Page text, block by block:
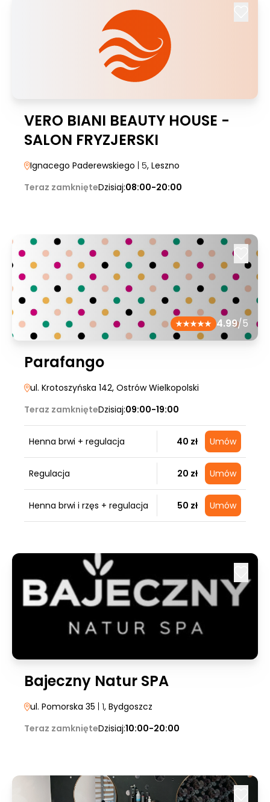
VERO BIANI BEAUTY HOUSE -
SALON FRYZJERSKI
Ignacego Paderewskiego | 5, Leszno
Teraz zamknięteDzisiaj:08:00-20:00
4.99/5
Parafango
ul. Krotoszyńska 142, Ostrów Wielkopolski
Teraz zamknięteDzisiaj:09:00-19:00
Henna brwi + regulacja 40 zł Umów
Regulacja 20 zł Umów
Henna brwi i rzęs + regulacja 50 zł Umów
Bajeczny Natur SPA
ul. Pomorska 35 | 1, Bydgoszcz
Teraz zamknięteDzisiaj:10:00-20:00